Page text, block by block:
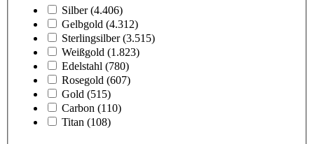
Silber (4.406)
Gelbgold (4.312)
Sterlingsilber (3.515)
Weißgold (1.823)
Edelstahl (780)
Rosegold (607)
Gold (515)
Carbon (110)
Titan (108)